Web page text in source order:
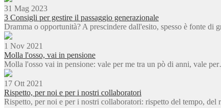
31 Mag 2023
3 Consigli per gestire il passaggio generazionale
Dramma o opportunità? A prescindere dall'esito, spesso è fonte
1 Nov 2021
Molla l'osso, vai in pensione
Molla l'osso vai in pensione: vale per me tra un pò di anni, vale
17 Ott 2021
Rispetto, per noi e per i nostri collaboratori
Rispetto, per noi e per i nostri collaboratori: rispetto del tempo,